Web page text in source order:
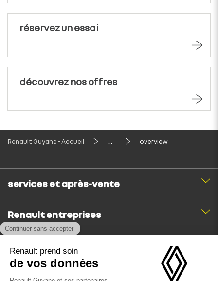
réservez un essai
découvrez nos offres